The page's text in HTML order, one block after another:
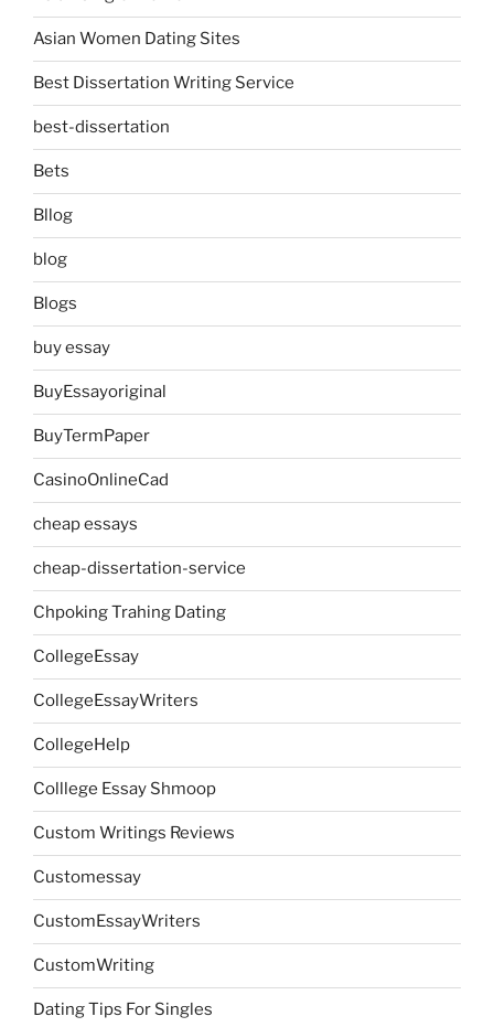
Asian Women Dating Sites
Best Dissertation Writing Service
best-dissertation
Bets
Bllog
blog
Blogs
buy essay
BuyEssayoriginal
BuyTermPaper
CasinoOnlineCad
cheap essays
cheap-dissertation-service
Chpoking Trahing Dating
CollegeEssay
CollegeEssayWriters
CollegeHelp
Colllege Essay Shmoop
Custom Writings Reviews
Customessay
CustomEssayWriters
CustomWriting
Dating Tips For Singles